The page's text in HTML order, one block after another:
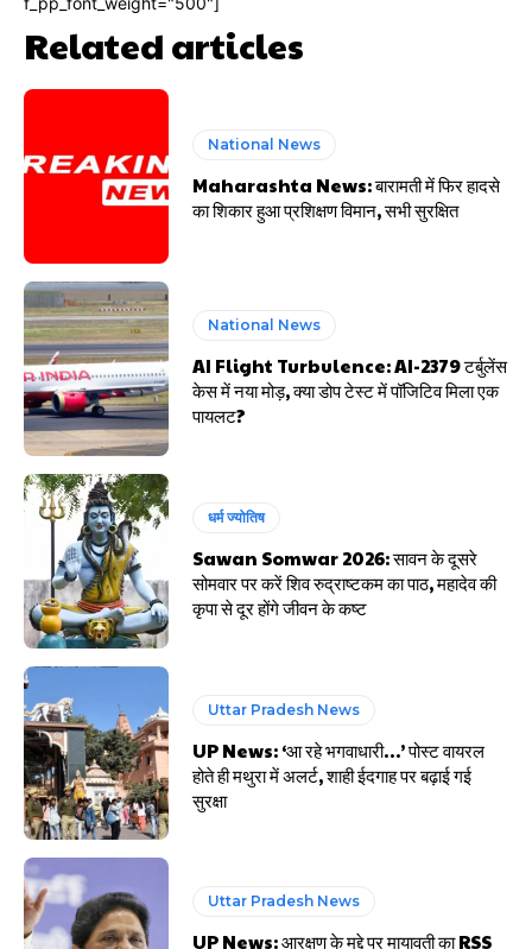
Related articles
National News
Maharashta News: बारामती में फिर हादसे
का शिकार हुआ प्रशिक्षण विमान, सभी सुरक्षित
National News
AI Flight Turbulence: AI-2379 टर्बुलेंस
केस में नया मोड़, क्या डोप टेस्ट में पॉजिटिव मिला एक
पायलट?
धर्म ज्योतिष
Sawan Somwar 2026: सावन के दूसरे
सोमवार पर करें शिव रुद्राष्टकम का पाठ, महादेव की
कृपा से दूर होंगे जीवन के कष्ट
Uttar Pradesh News
UP News: ‘आ रहे भगवाधारी…’ पोस्ट वायरल
होते ही मथुरा में अलर्ट, शाही ईदगाह पर बढ़ाई गई
सुरक्षा
Uttar Pradesh News
UP News: आरक्षण के मुद्दे पर मायावती का RSS